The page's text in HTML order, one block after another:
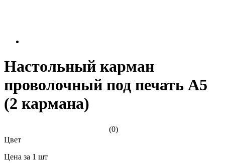
Настольный карман
проволочный под печать А5
(2 кармана)
(0)
Цвет
Цена за 1 шт